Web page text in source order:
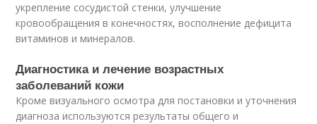
укрепление сосудистой стенки, улучшение
кровообращения в конечностях, восполнение дефицита
витаминов и минералов.
Диагностика и лечение возрастных
заболеваний кожи
Кроме визуального осмотра для постановки и уточнения
диагноза используются результаты общего и